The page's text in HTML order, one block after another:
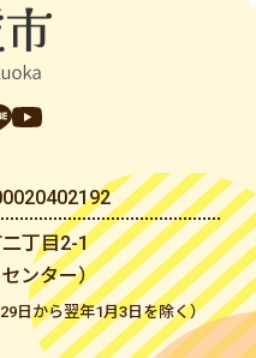
丁目2-1
ンター）
日から翌年1月3日を除く）